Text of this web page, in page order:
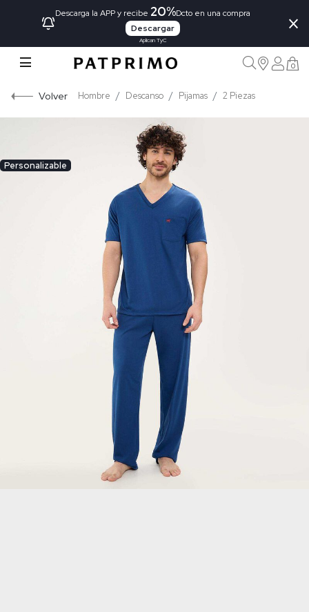
Descarga la APP y recibe 20%Dcto en una compra
Descargar
Aplican TyC
×
0
Volver Hombre Descanso Pijamas 2 Piezas
Personalizable